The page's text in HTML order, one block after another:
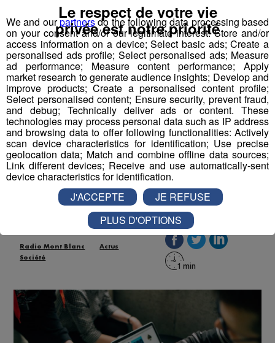
Thyez : malgré la crise sanitaire
et économique, la création
d’entreprises en augmentation à
la couveuse Nuna
Publié par La Rédaction Radio Mont Blanc-23 juillet 2021 à
17h22
Radio Mont Blanc
Actus
Société
We and ourpartnersdo the following data processing based
on your consent and/or our legitimate interest: Store and/or
access information on a device; Select basic ads; Create a
personalised ads profile; Select personalised ads; Measure
ad performance; Measure content performance; Apply
market research to generate audience insights; Develop and
improve products; Create a personalised content profile;
Select personalised content; Ensure security, prevent fraud,
and debug; Technically deliver ads or content. These
technologies may process personal data such as IP address
and browsing data to offer following functionalities: Actively
scan device characteristics for identification; Use precise
geolocation data; Match and combine offline data sources;
Link different devices; Receive and use automatically-sent
device characteristics for identification.
Le respect de votre vie
privée est notre priorité
J'ACCEPTE
JE REFUSE
PLUS D'OPTIONS